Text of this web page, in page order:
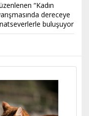
“Kadın
dereceye
buluşuyor